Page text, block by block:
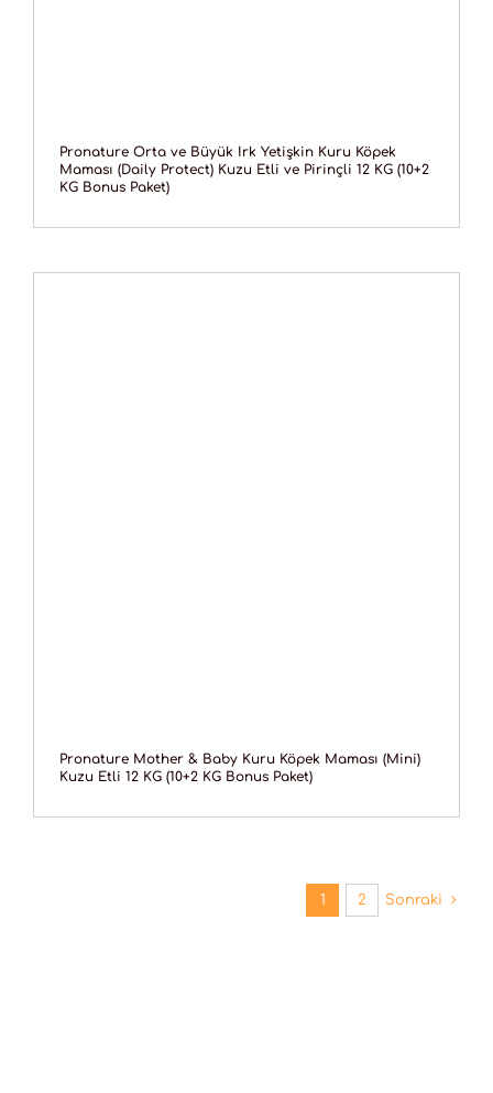
Pronature Orta ve Büyük Irk Yetişkin Kuru Köpek
Maması (Daily Protect) Kuzu Etli ve Pirinçli 12 KG (10+2
KG Bonus Paket)
Pronature Mother & Baby Kuru Köpek Maması (Mini)
Kuzu Etli 12 KG (10+2 KG Bonus Paket)
1 2 Sonraki